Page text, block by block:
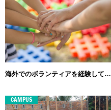
海外でのボランティアを経験して…
CAMPUS